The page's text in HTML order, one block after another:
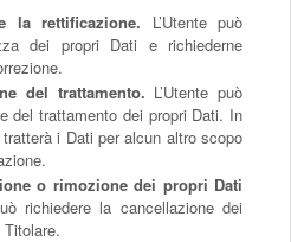
la rettificazione. L’Utente può
dei propri Dati e richiederne
del trattamento. L’Utente può
del trattamento dei propri Dati. In
i Dati per alcun altro scopo
o rimozione dei propri Dati
richiedere la cancellazione dei